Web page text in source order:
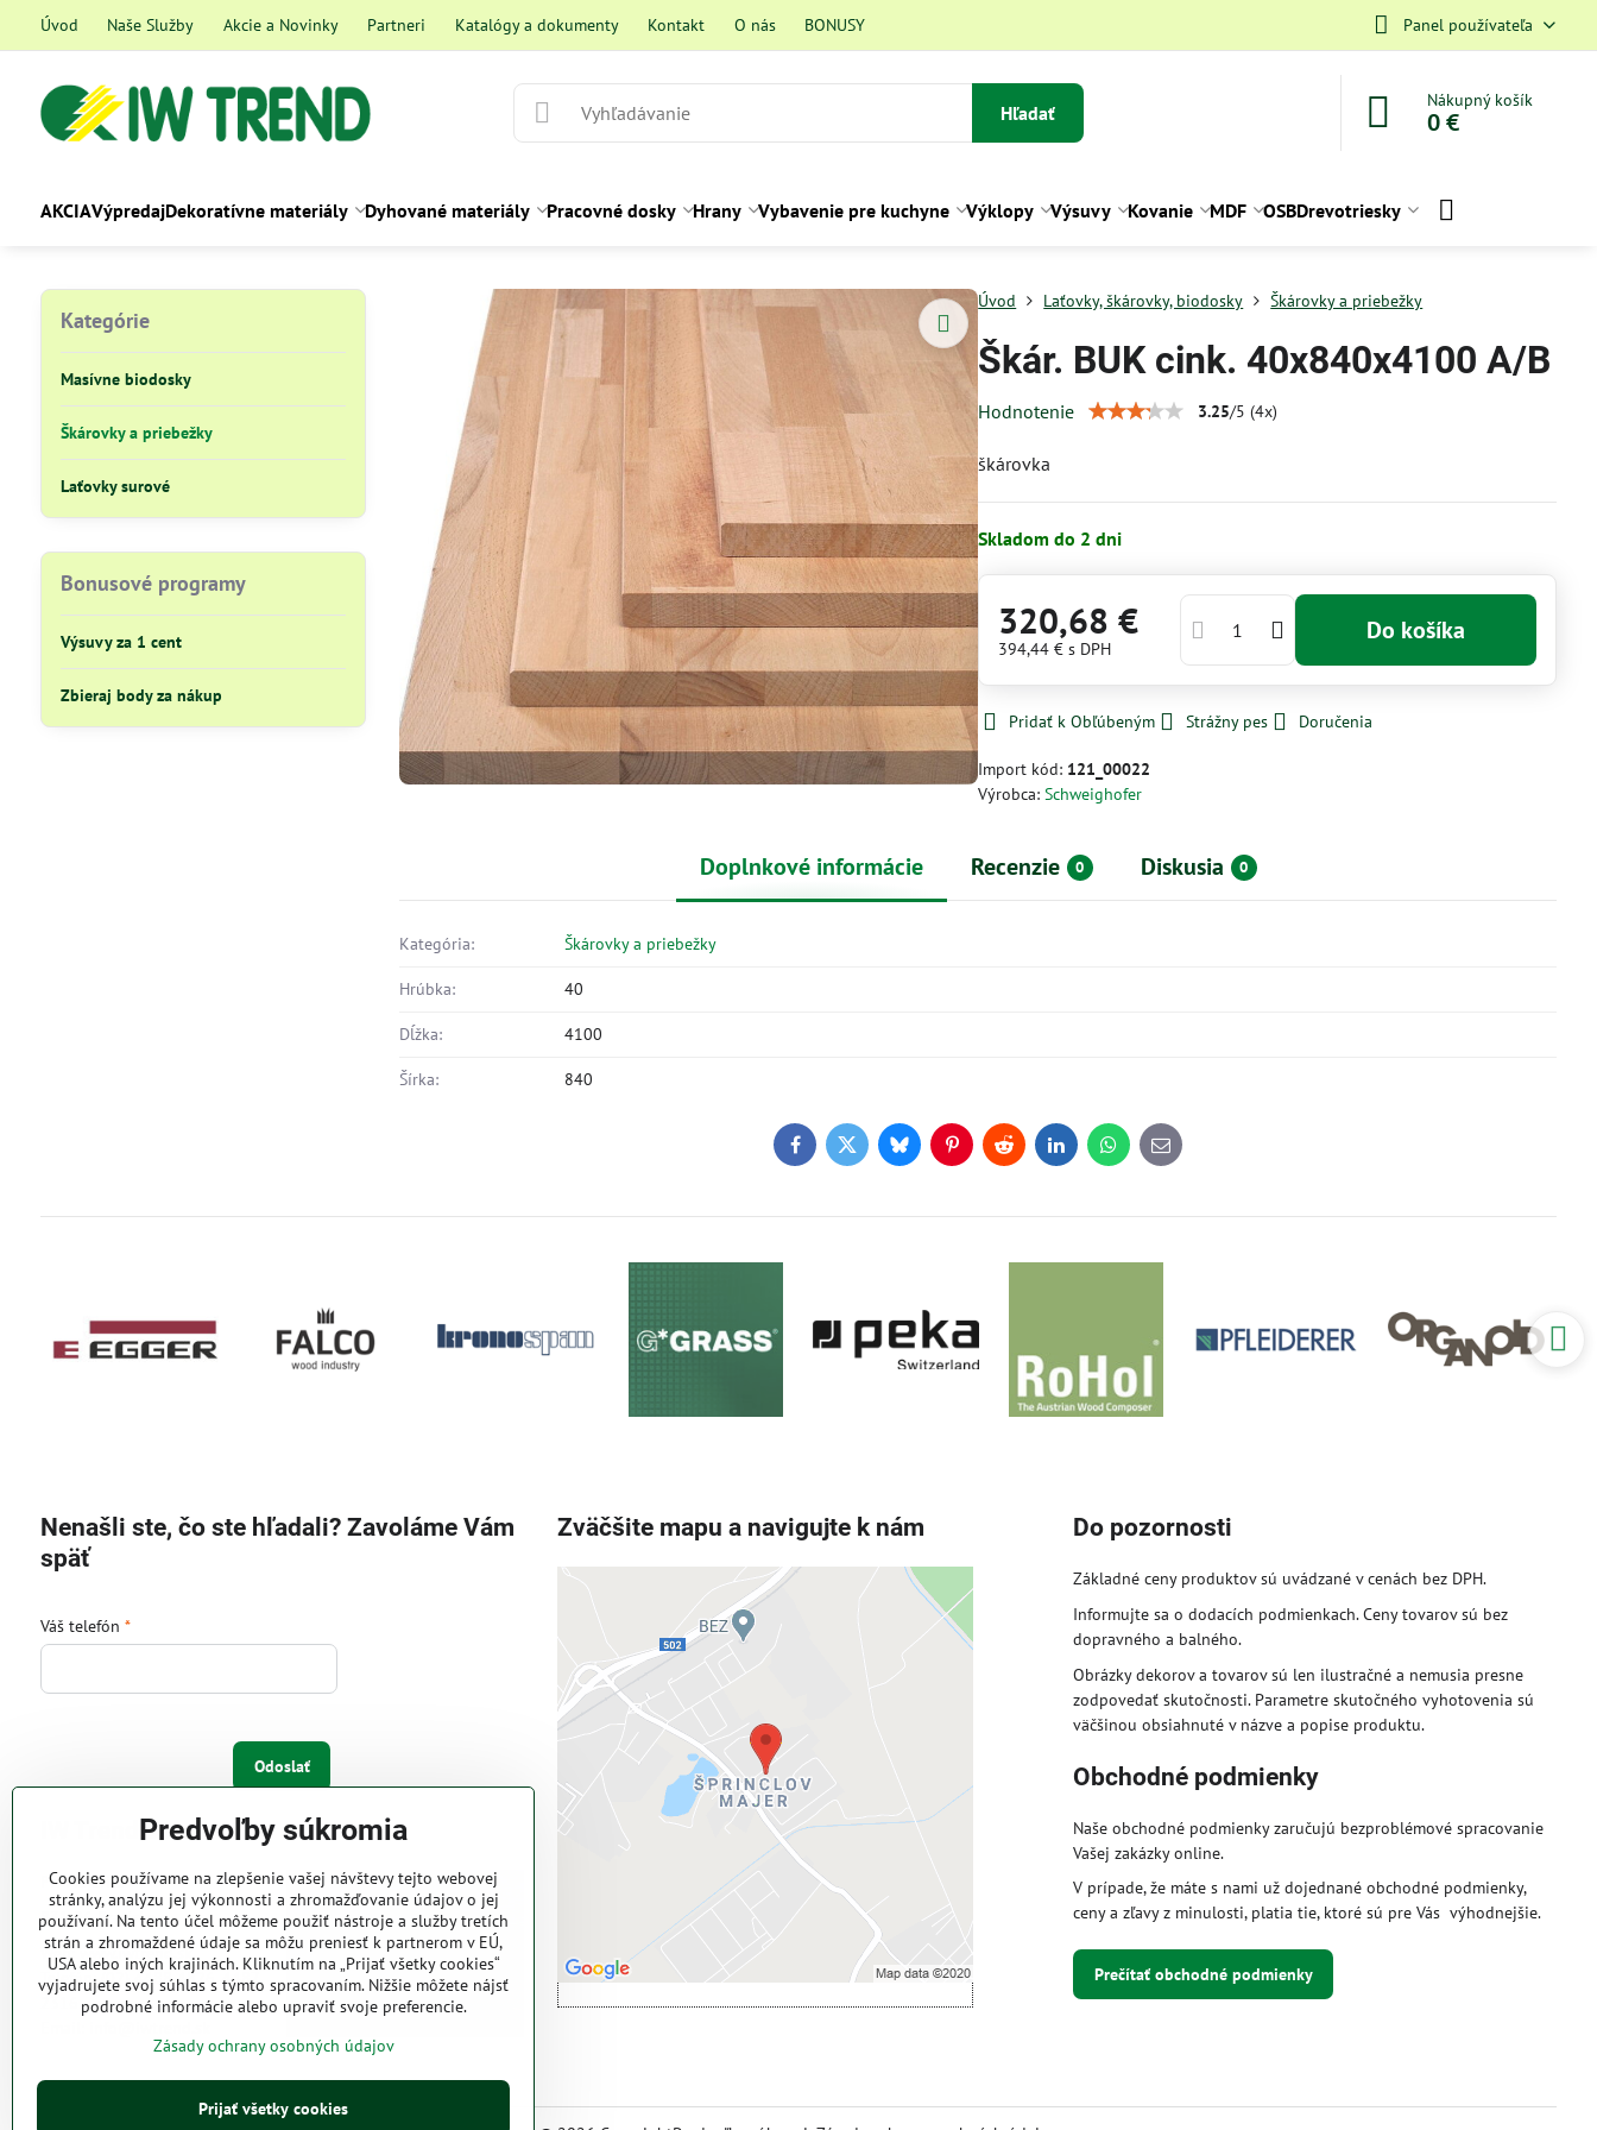
Úvod Naše Služby Akcie a Novinky Partneri Katalógy a dokumenty Kontakt O nás BONUSY Panel používateľa
Hľadať
Nákupný košík
0 €
AKCIAVýpredajDekoratívne materiály Dyhované materiály Pracovné dosky Hrany Vybavenie pre kuchyne Výklopy Výsuvy Kovanie MDF OSBDrevotriesky
Úvod Laťovky, škárovky, biodosky Škárovky a priebežky
Škár. BUK cink. 40x840x4100 A/B
Hodnotenie 3.25/5 (4x)
škárovka
Skladom do 2 dni
320,68 €
394,44 €s DPH
Do košíka
Pridať k Obľúbeným Strážny pes Doručenia
Import kód: 121_00022
Výrobca:Schweighofer
Doplnkové informácie Recenzie 0 Diskusia 0
Kategória: Škárovky a priebežky
Hrúbka: 40
Dĺžka: 4100
Šírka: 840
FacebookTwitterBlueskyPinterestRedditLinkedInWhatsApp
E-
mail
Kategórie
Masívne biodosky
Škárovky a priebežky
Laťovky surové
Bonusové programy
Výsuvy za 1 cent
Zbieraj body za nákup
Nenašli ste, čo ste hľadali? Zavoláme Vám
späť
Váš telefón *
Odoslať
IW Trend s.r.o.
Pri Majeri 6
831 06 Bratislava
Web: www.iwtrend.sk
Telefón: (02) 4488 4826, 4487
Zväčšite mapu a navigujte k nám
Externý obsah je blokovaný
Prajete si načítať externý obsah?
Povoliť tentokrát
Povoliť a zapamätať - súhlas s druhom
cookie: Funkčné
Otvoriť obsah v novom okne
Do pozornosti
Základné ceny produktov sú uvádzané v cenách bez DPH.
Informujte sa o dodacích podmienkach. Ceny tovarov sú bez
dopravného a balného.
Obrázky dekorov a tovarov sú len ilustračné a nemusia presne
zodpovedať skutočnosti. Parametre skutočného vyhotovenia sú
väčšinou obsiahnuté v názve a popise produktu.
Obchodné podmienky
Naše obchodné podmienky zaručujú bezproblémové spracovanie
Vašej zakázky online.
V prípade, že máte s nami už dojednané obchodné podmienky,
ceny a zľavy z minulosti, platia tie, ktoré sú pre Vás výhodnejšie.
Prečítať obchodné podmienky
Predvoľby súkromia
Cookies používame na zlepšenie vašej návštevy tejto webovej
stránky, analýzu jej výkonnosti a zhromažďovanie údajov o jej
používaní. Na tento účel môžeme použiť nástroje a služby tretích
strán a zhromaždené údaje sa môžu preniesť k partnerom v EÚ,
USA alebo iných krajinách. Kliknutím na „Prijať všetky cookies“
vyjadrujete svoj súhlas s týmto spracovaním. Nižšie môžete nájsť
podrobné informácie alebo upraviť svoje preferencie.
Zásady ochrany osobných údajov
Prijať všetky cookies